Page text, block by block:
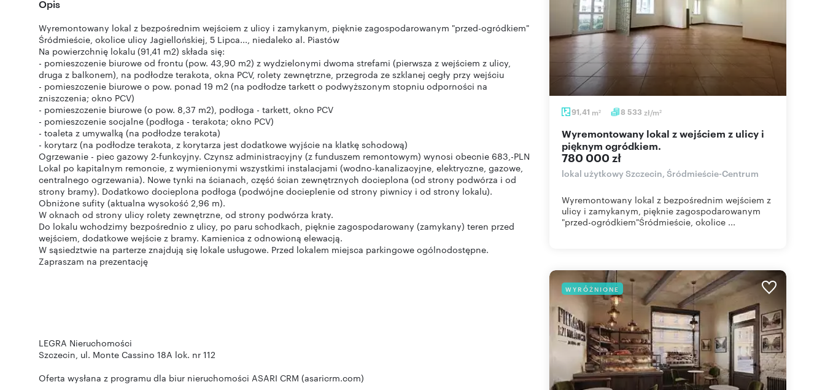
Opis
Wyremontowany lokal z bezpośrednim wejściem z ulicy i zamykanym, pięknie zagospodarowanym "przed-ogródkiem"
Śródmieście, okolice ulicy Jagiellońskiej, 5 Lipca..., niedaleko al. Piastów
Na powierzchnię lokalu (91,41 m2) składa się:
- pomieszczenie biurowe od frontu (pow. 43,90 m2) z wydzielonymi dwoma strefami (pierwsza z wejściem z ulicy,
druga z balkonem), na podłodze terakota, okna PCV, rolety zewnętrzne, przegroda ze szklanej cegły przy wejściu
- pomieszczenie biurowe o pow. ponad 19 m2 (na podłodze tarkett o podwyższonym stopniu odporności na
zniszczenia; okno PCV)
- pomieszczenie biurowe (o pow. 8,37 m2), podłoga - tarkett, okno PCV
- pomieszczenie socjalne (podłoga - terakota; okno PCV)
- toaleta z umywalką (na podłodze terakota)
- korytarz (na podłodze terakota, z korytarza jest dodatkowe wyjście na klatkę schodową)
Ogrzewanie - piec gazowy 2-funkcyjny. Czynsz administracyjny (z funduszem remontowym) wynosi obecnie 683,-PLN
Lokal po kapitalnym remoncie, z wymienionymi wszystkimi instalacjami (wodno-kanalizacyjne, elektryczne, gazowe,
centralnego ogrzewania). Nowe tynki na ścianach, część ścian zewnętrznych docieplona (od strony podwórza i od
strony bramy). Dodatkowo docieplona podłoga (podwójne docieplenie od strony piwnicy i od strony lokalu).
Obniżone sufity (aktualna wysokość 2,96 m).
W oknach od strony ulicy rolety zewnętrzne, od strony podwórza kraty.
Do lokalu wchodzimy bezpośrednio z ulicy, po paru schodkach, pięknie zagospodarowany (zamykany) teren przed
wejściem, dodatkowe wejście z bramy. Kamienica z odnowioną elewacją.
W sąsiedztwie na parterze znajdują się lokale usługowe. Przed lokalem miejsca parkingowe ogólnodostępne.
Zapraszam na prezentację
LEGRA Nieruchomości
Szczecin, ul. Monte Cassino 18A lok. nr 112
Oferta wysłana z programu dla biur nieruchomości ASARI CRM (asaricrm.com)
91,41 m2 8 533 zł/m2
Wyremontowany lokal z wejściem z ulicy i
pięknym ogródkiem.
780 000 zł
lokal użytkowy Szczecin, Śródmieście-Centrum
Wyremontowany lokal z bezpośrednim wejściem z
ulicy i zamykanym, pięknie zagospodarowanym
"przed-ogródkiem"Śródmieście, okolice ...
WYRÓŻNIONE